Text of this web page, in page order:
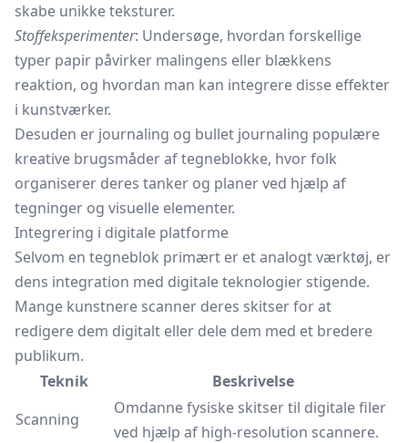
skabe unikke teksturer.
Stoffeksperimenter: Undersøge, hvordan forskellige
typer papir påvirker malingens eller blækkens
reaktion, og hvordan man kan integrere disse effekter
i kunstværker.
Desuden er journaling og bullet journaling populære
kreative brugsmåder af tegneblokke, hvor folk
organiserer deres tanker og planer ved hjælp af
tegninger og visuelle elementer.
Integrering i digitale platforme
Selvom en tegneblok primært er et analogt værktøj, er
dens integration med digitale teknologier stigende.
Mange kunstnere scanner deres skitser for at
redigere dem digitalt eller dele dem med et bredere
publikum.
Teknik
Beskrivelse
Scanning
Omdanne fysiske skitser til digitale filer
ved hjælp af high-resolution scannere.